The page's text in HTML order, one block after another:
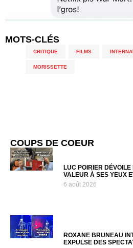
MOTS-CLÉS
CRITIQUE FILMS
MORISSETTE
COUPS DE COEUR
LUC POIRIER
VALEUR À SES YEUX
6 août 2026
ROXANE BRUNEAU
EXPULSE DES